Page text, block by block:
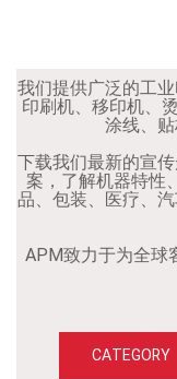
我们提供广泛的工
印刷机、移印机、
涂线、
下载我们最新的宣
案，了解机器特性
品、包装、医疗、
APM致力于为全球
CATEGORY